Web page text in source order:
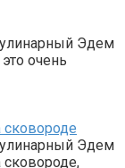
Эдем
очень
Эдем